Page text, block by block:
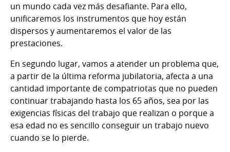
un mundo cada vez más desafiante. Para ello,
unificaremos los instrumentos que hoy están
dispersos y aumentaremos el valor de las
prestaciones.
En segundo lugar, vamos a atender un problema que,
a partir de la última reforma jubilatoria, afecta a una
cantidad importante de compatriotas que no pueden
continuar trabajando hasta los 65 años, sea por las
exigencias físicas del trabajo que realizan o porque a
esa edad no es sencillo conseguir un trabajo nuevo
cuando se lo pierde.